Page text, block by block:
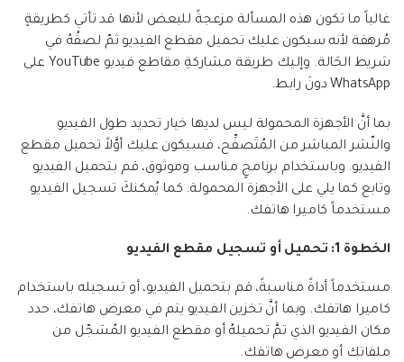
غالباً ما تكون هذه المسألة مزعجةً للبعض لأنها قد تأتي كطريقةٍ
مُرهقة لأنه سيكون عليك تحميل مقطع الفيديو ثمّ لصقُهُ في
شريط الحَالة. وإليك طريقة مشاركةِ مقاطع فيديو YouTube على
WhatsApp دونَ رابط.
بما أنَّ الأجهزة المحمولة ليس لديها خيار تحديد طول الفيديو
والنّشر المباشر من المُتَصفِّح، فسيكون عليك أوَّلاً تحميل مقطع
الفيديو. وباستخدام برنامجٍ مناسب وموثوق، قم بتحميل الفيديو
وتابع كما يلي على الأجهزة المحمولة. كما يُمكنكَ تسجيل الفيديو
مستخدماً كاميرا هاتفك.
الخطوة 1: تحميل أو تسجيل مقطع الفيديو
مستخدماً أداةً مناسبةً، قم بتحميل الفيديو، أو تسجيله باستخدام
كاميرا هاتفك. وبما أنَّ تخزين الفيديو يتم في معرض هاتفك، حدد
مكان الفيديو الذي تمَّ تحميلهُ أو مقطع الفيديو المُسَجّل من
ملفاتك أو معرض هاتفك.